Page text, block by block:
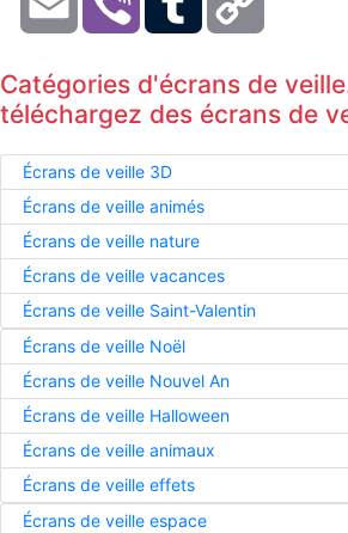
Catégories d'écrans de
téléchargez des écrans de
Écrans de veille 3D
Écrans de veille animés
Écrans de veille nature
Écrans de veille vacances
Écrans de veille Saint-Valentin
Écrans de veille Noël
Écrans de veille Nouvel An
Écrans de veille Halloween
Écrans de veille animaux
Écrans de veille effets
Écrans de veille espace